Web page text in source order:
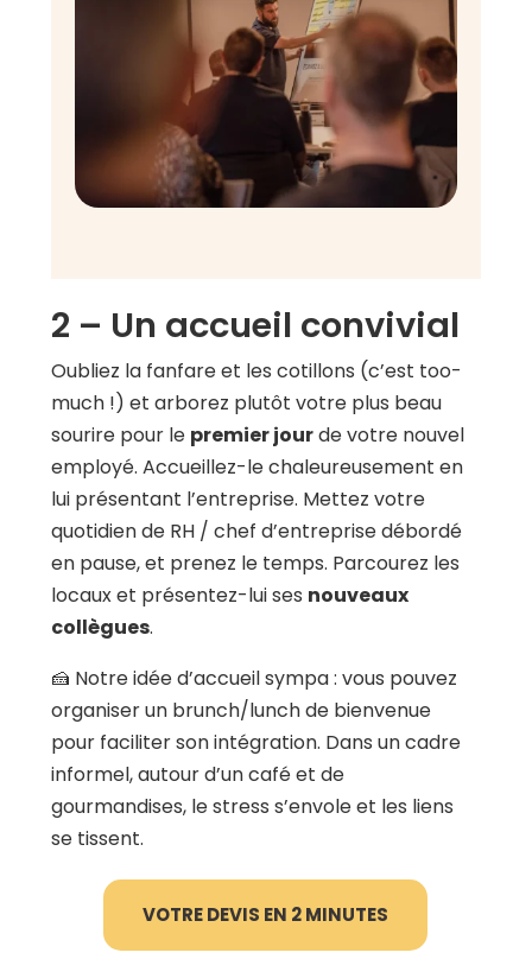
2 – Un accueil convivial
Oubliez la fanfare et les cotillons (c’est too-
much !) et arborez plutôt votre plus beau
sourire pour le premier jourde votre nouvel
employé. Accueillez-le chaleureusement en
lui présentant l’entreprise. Mettez votre
quotidien de RH / chef d’entreprise débordé
en pause, et prenez le temps. Parcourez les
locaux et présentez-lui ses nouveaux
collègues.
🍰 Notre idée d’accueil sympa : vous pouvez
organiser un brunch/lunch de bienvenue
pour faciliter son intégration. Dans un cadre
informel, autour d’un café et de
gourmandises, le stress s’envole et les liens
se tissent.
VOTRE DEVIS EN 2 MINUTES